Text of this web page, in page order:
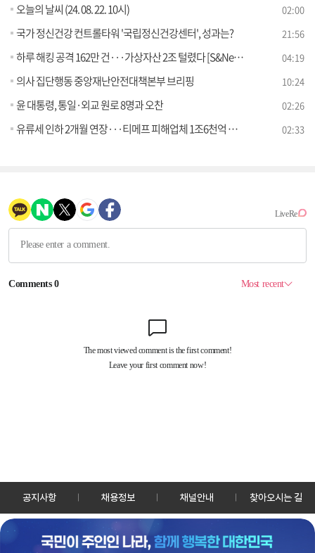
오늘의 날씨 (24. 08. 22. 10시) 02:00
국가 정신건강 컨트롤타워 '국립정신건강센터', 성과는? 21:56
하루 해킹 공격 162만 건···가상자산 2조 털렸다 [S&News] 04:19
의사 집단행동 중앙재난안전대책본부 브리핑 10:24
윤 대통령, 통일·외교 원로 8명과 오찬 02:26
유류세 인하 2개월 연장···티메프 피해업체 1조6천억 원 지원 02:33
공지사항 채용정보 채널안내 찾아오시는 길
30128 세종특별자치시 정부2청사로 13 한국정책방송원 KTV
TEL: 044-204-8000